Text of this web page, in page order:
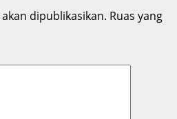
dipublikasikan. Ruas yang